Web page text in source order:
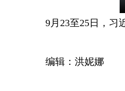
9月23至25日，习
编辑：洪妮娜